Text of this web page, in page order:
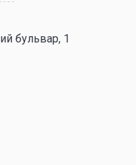
бульвар, 1